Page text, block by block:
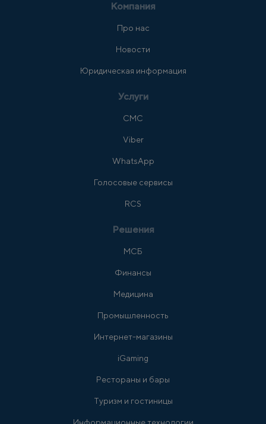
Компания
Про нас
Новости
Юридическая информация
Услуги
СМС
Viber
WhatsApp
Голосовые сервисы
RCS
Решения
МСБ
Финансы
Медицина
Промышленность
Интернет-магазины
iGaming
Рестораны и бары
Туризм и гостиницы